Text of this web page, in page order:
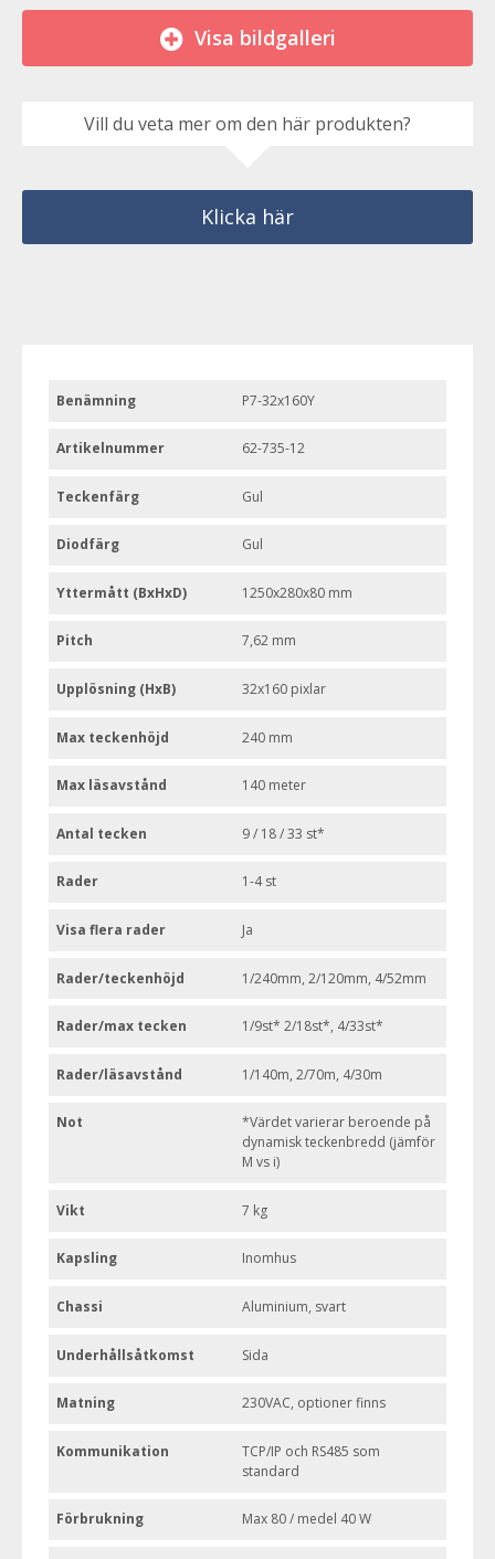
Visa bildgalleri
Vill du veta mer om den här produkten?
Klicka här
Benämning P7-32x160Y
Artikelnummer 62-735-12
Teckenfärg Gul
Diodfärg Gul
Yttermått (BxHxD) 1250x280x80 mm
Pitch 7,62 mm
Upplösning (HxB) 32x160 pixlar
Max teckenhöjd 240 mm
Max läsavstånd 140 meter
Antal tecken 9 / 18 / 33 st*
Rader 1-4 st
Visa flera rader Ja
Rader/teckenhöjd 1/240mm, 2/120mm, 4/52mm
Rader/max tecken 1/9st* 2/18st*, 4/33st*
Rader/läsavstånd 1/140m, 2/70m, 4/30m
Not
*Värdet varierar beroende på
dynamisk teckenbredd (jämför
M vs i)
Vikt 7 kg
Kapsling Inomhus
Chassi Aluminium, svart
Underhållsåtkomst Sida
Matning 230VAC, optioner finns
Kommunikation
TCP/IP och RS485 som
standard
Förbrukning Max 80 / medel 40 W